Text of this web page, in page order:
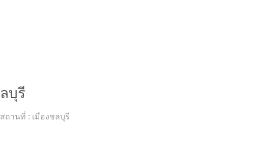
บุรี
ถานที่ : เมืองชลบุรี